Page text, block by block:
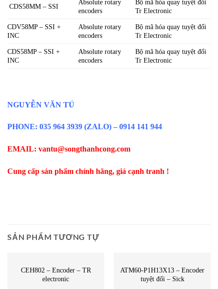
CDS58MM – SSI
Absolute rotary
encoders
Bộ mã hóa quay tuyệt đối
Tr Electronic
CDV58MP – SSI +
INC
Absolute rotary
encoders
Bộ mã hóa quay tuyệt đối
Tr Electronic
CDS58MP – SSI +
INC
Absolute rotary
encoders
Bộ mã hóa quay tuyệt đối
Tr Electronic
NGUYỄN VĂN TÚ
PHONE: 035 964 3939 (ZALO) – 0914 141 944
EMAIL: vantu@songthanhcong.com
Cung cấp sản phẩm chính hãng, giá cạnh tranh !
SẢN PHẨM TƯƠNG TỰ
CEH802 – Encoder – TR
electronic
ATM60-P1H13X13 – Encoder
tuyệt đối – Sick